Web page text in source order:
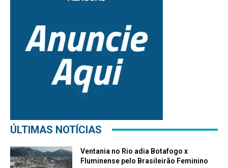
ÚLTIMAS NOTÍCIAS
Ventania no Rio adia Botafogo x
Fluminense pelo Brasileirão Feminino